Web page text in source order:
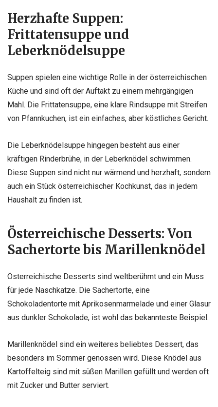
Herzhafte Suppen:
Frittatensuppe und
Leberknödelsuppe
Suppen spielen eine wichtige Rolle in der österreichischen
Küche und sind oft der Auftakt zu einem mehrgängigen
Mahl. Die Frittatensuppe, eine klare Rindsuppe mit Streifen
von Pfannkuchen, ist ein einfaches, aber köstliches Gericht.
Die Leberknödelsuppe hingegen besteht aus einer
kräftigen Rinderbrühe, in der Leberknödel schwimmen.
Diese Suppen sind nicht nur wärmend und herzhaft, sondern
auch ein Stück österreichischer Kochkunst, das in jedem
Haushalt zu finden ist.
Österreichische Desserts: Von
Sachertorte bis Marillenknödel
Österreichische Desserts sind weltberühmt und ein Muss
für jede Naschkatze. Die Sachertorte, eine
Schokoladentorte mit Aprikosenmarmelade und einer Glasur
aus dunkler Schokolade, ist wohl das bekannteste Beispiel.
Marillenknödel sind ein weiteres beliebtes Dessert, das
besonders im Sommer genossen wird. Diese Knödel aus
Kartoffelteig sind mit süßen Marillen gefüllt und werden oft
mit Zucker und Butter serviert.